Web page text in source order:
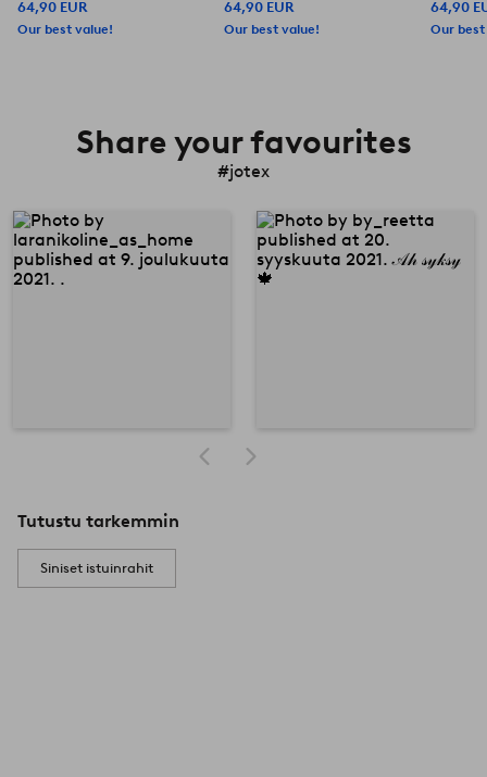
64,90 EUR
Our best value!
64,90 EUR
Our best value!
64,90
Our
Share your favourites
#jotex
Tutustu tarkemmin
Siniset istuinrahit